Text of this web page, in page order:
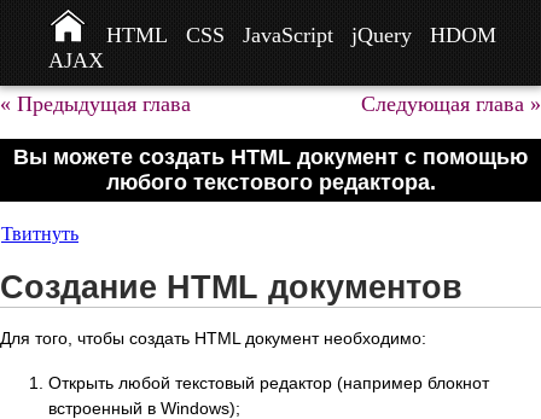
HTML CSS JavaScript jQuery
HDOM
AJAX
« Предыдущая глава
Следующая глава »
Вы можете создать HTML документ с помощью
любого текстового редактора.
Твитнуть
Создание HTML документов
Для того, чтобы создать HTML документ необходимо:
Открыть любой текстовый редактор (например блокнот
встроенный в Windows);